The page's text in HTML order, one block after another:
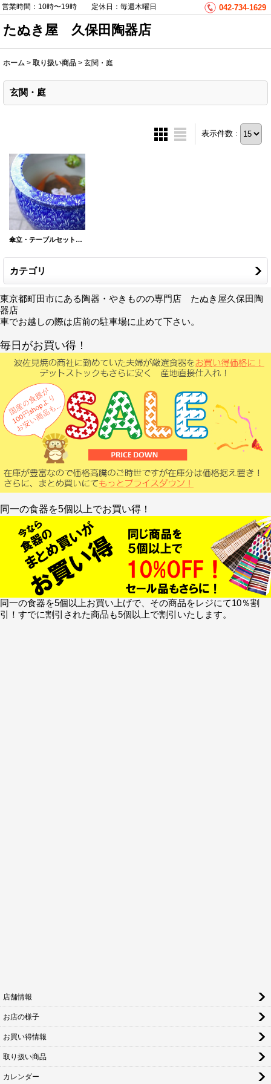
営業時間：10時〜19時 定休日：毎週木曜日 042-734-1629
たぬき屋 久保田陶器店
ホーム > 取り扱い商品 > 玄関・庭
玄関・庭
表示件数 :
傘立・テーブルセット・水鉢
カテゴリ
東京都町田市にある陶器・やきものの専門店 たぬき屋久保田陶
器店
車でお越しの際は店前の駐車場に止めて下さい。
毎日がお買い得！
同一の食器を5個以上でお買い得！
同一の食器を5個以上お買い上げで、その商品をレジにて10％割
引！すでに割引された商品も5個以上で割引いたします。
店舗情報
お店の様子
お買い得情報
取り扱い商品
カレンダー